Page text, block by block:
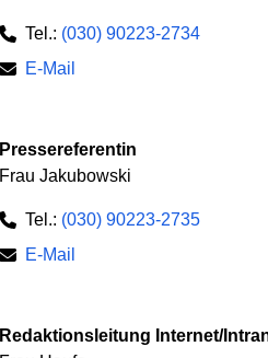
Tel.: (030) 90223-2734
E-Mail
Pressereferentin
Frau Jakubowski
Tel.: (030) 90223-2735
E-Mail
Redaktionsleitung Internet/